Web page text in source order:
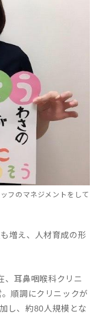
フのマネジメントをして
増え、人材育成の形
、耳鼻咽喉科クリニ
順調にクリニックが
し、約80人規模とな